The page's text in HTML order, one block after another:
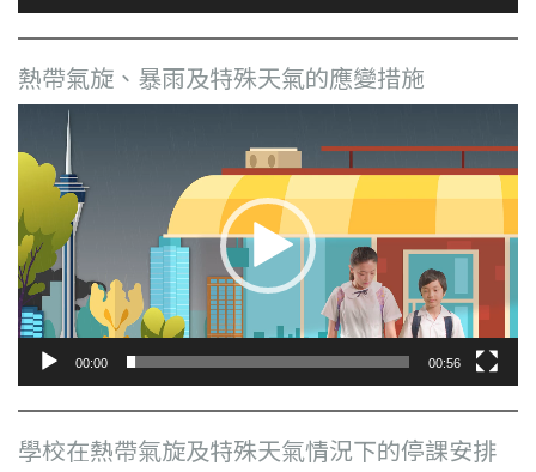
熱帶氣旋、暴雨及特殊天氣的應變措施
訊
放
器
00:00 00:56
學校在熱帶氣旋及特殊天氣情況下的停課安排